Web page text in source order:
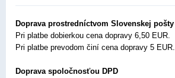
Doprava prostredníctvom Slovenskej pošty
Pri platbe dobierkou cena dopravy 6,50 EUR.
Pri platbe prevodom činí cena dopravy 5 EUR.
Doprava spoločnosťou DPD